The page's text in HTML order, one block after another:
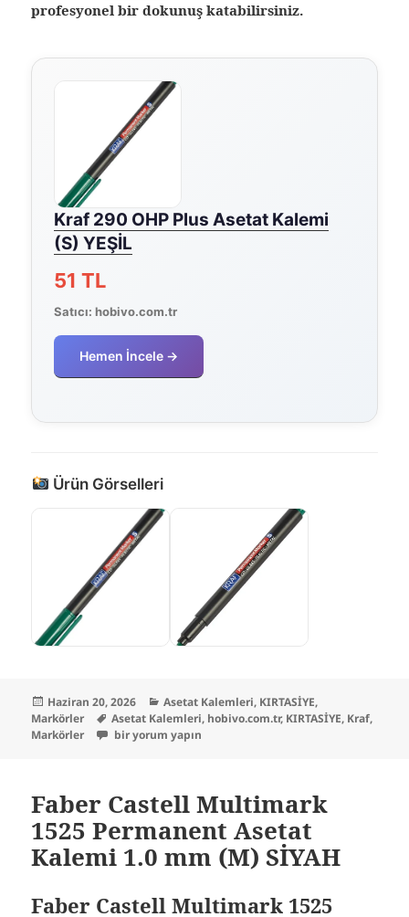
profesyonel bir dokunuş katabilirsiniz.
Kraf 290 OHP Plus Asetat Kalemi
(S) YEŞİL
51 TL
Satıcı:hobivo.com.tr
Hemen İncele →
Ürün Görselleri
Yayın
tarihi
Haziran 20, 2026 Kategoriler
Asetat Kalemleri, KIRTASİYE,
Markörler
Etiketler
Asetat Kalemleri, hobivo.com.tr, KIRTASİYE, Kraf,
Markörler
Kraf 290 OHP Plus Asetat Kalemi (S) YEŞİL için
bir yorum yapın
Faber Castell Multimark
1525 Permanent Asetat
Kalemi 1.0 mm (M) SİYAH
Faber Castell Multimark 1525